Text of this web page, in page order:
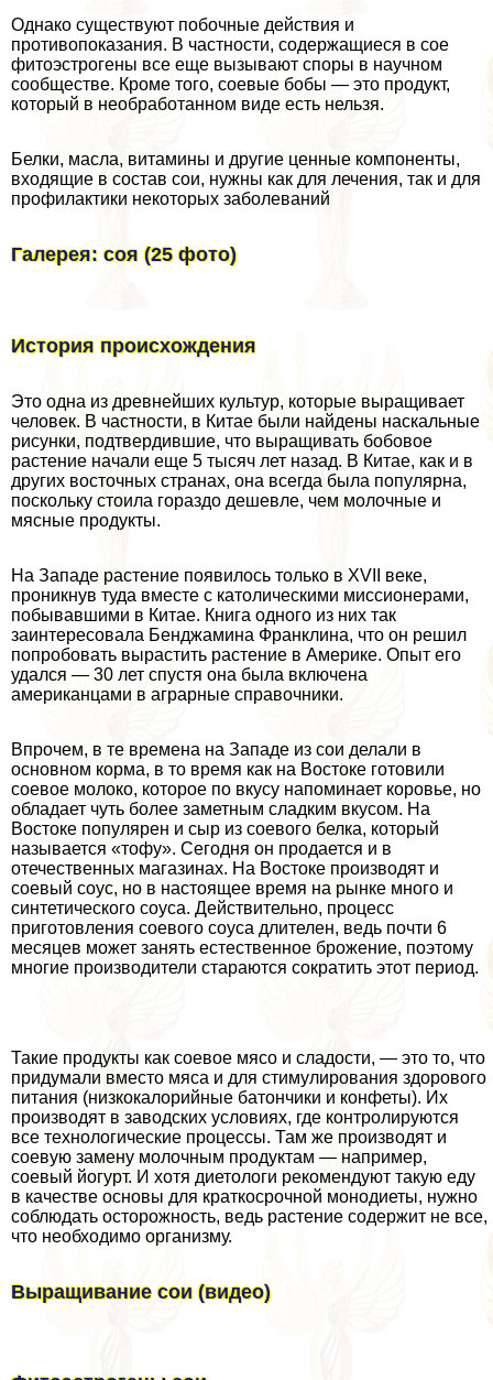
Однако существуют побочные действия и
противопоказания. В частности, содержащиеся в сое
фитоэстрогены все еще вызывают споры в научном
сообществе. Кроме того, соевые бобы — это продукт,
который в необработанном виде есть нельзя.
Белки, масла, витамины и другие ценные компоненты,
входящие в состав сои, нужны как для лечения, так и для
профилактики некоторых заболеваний
Галерея: соя (25 фото)
История происхождения
Это одна из древнейших культур, которые выращивает
человек. В частности, в Китае были найдены наскальные
рисунки, подтвердившие, что выращивать бобовое
растение начали еще 5 тысяч лет назад. В Китае, как и в
других восточных странах, она всегда была популярна,
поскольку стоила гораздо дешевле, чем молочные и
мясные продукты.
На Западе растение появилось только в XVII веке,
проникнув туда вместе с католическими миссионерами,
побывавшими в Китае. Книга одного из них так
заинтересовала Бенджамина Франклина, что он решил
попробовать вырастить растение в Америке. Опыт его
удался — 30 лет спустя она была включена
американцами в аграрные справочники.
Впрочем, в те времена на Западе из сои делали в
основном корма, в то время как на Востоке готовили
соевое молоко, которое по вкусу напоминает коровье, но
обладает чуть более заметным сладким вкусом. На
Востоке популярен и сыр из соевого белка, который
называется «тофу». Сегодня он продается и в
отечественных магазинах. На Востоке производят и
соевый соус, но в настоящее время на рынке много и
синтетического соуса. Действительно, процесс
приготовления соевого соуса длителен, ведь почти 6
месяцев может занять естественное брожение, поэтому
многие производители стараются сократить этот период.
Такие продукты как соевое мясо и сладости, — это то, что
придумали вместо мяса и для стимулирования здорового
питания (низкокалорийные батончики и конфеты). Их
производят в заводских условиях, где контролируются
все технологические процессы. Там же производят и
соевую замену молочным продуктам — например,
соевый йогурт. И хотя диетологи рекомендуют такую еду
в качестве основы для краткосрочной монодиеты, нужно
соблюдать осторожность, ведь растение содержит не все,
что необходимо организму.
Выращивание сои (видео)